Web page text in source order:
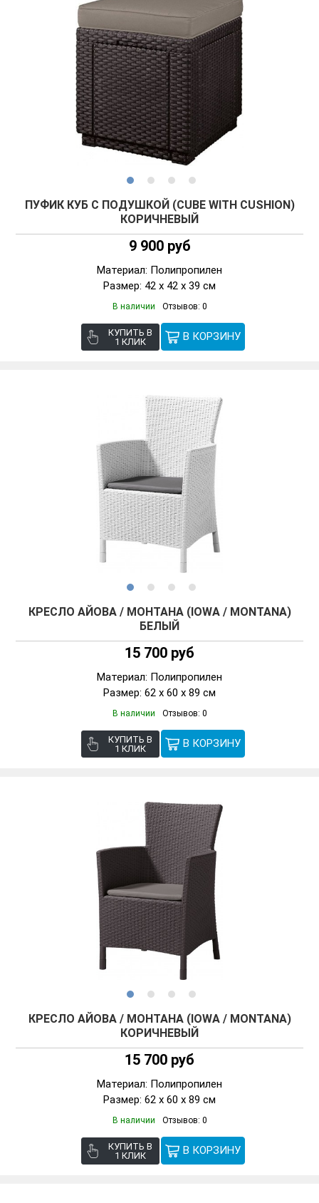
ПУФИК КУБ С ПОДУШКОЙ (CUBE WITH CUSHION)
КОРИЧНЕВЫЙ
9 900 руб
Материал: Полипропилен
Размер: 42 х 42 х 39 см
В наличии Отзывов: 0
КУПИТЬ В
1 КЛИК
КРЕСЛО АЙОВА / МОНТАНА (IOWA / MONTANA)
БЕЛЫЙ
15 700 руб
Материал: Полипропилен
Размер: 62 x 60 x 89 см
В наличии Отзывов: 0
КУПИТЬ В
1 КЛИК
КРЕСЛО АЙОВА / МОНТАНА (IOWA / MONTANA)
КОРИЧНЕВЫЙ
15 700 руб
Материал: Полипропилен
Размер: 62 x 60 x 89 см
В наличии Отзывов: 0
КУПИТЬ В
1 КЛИК